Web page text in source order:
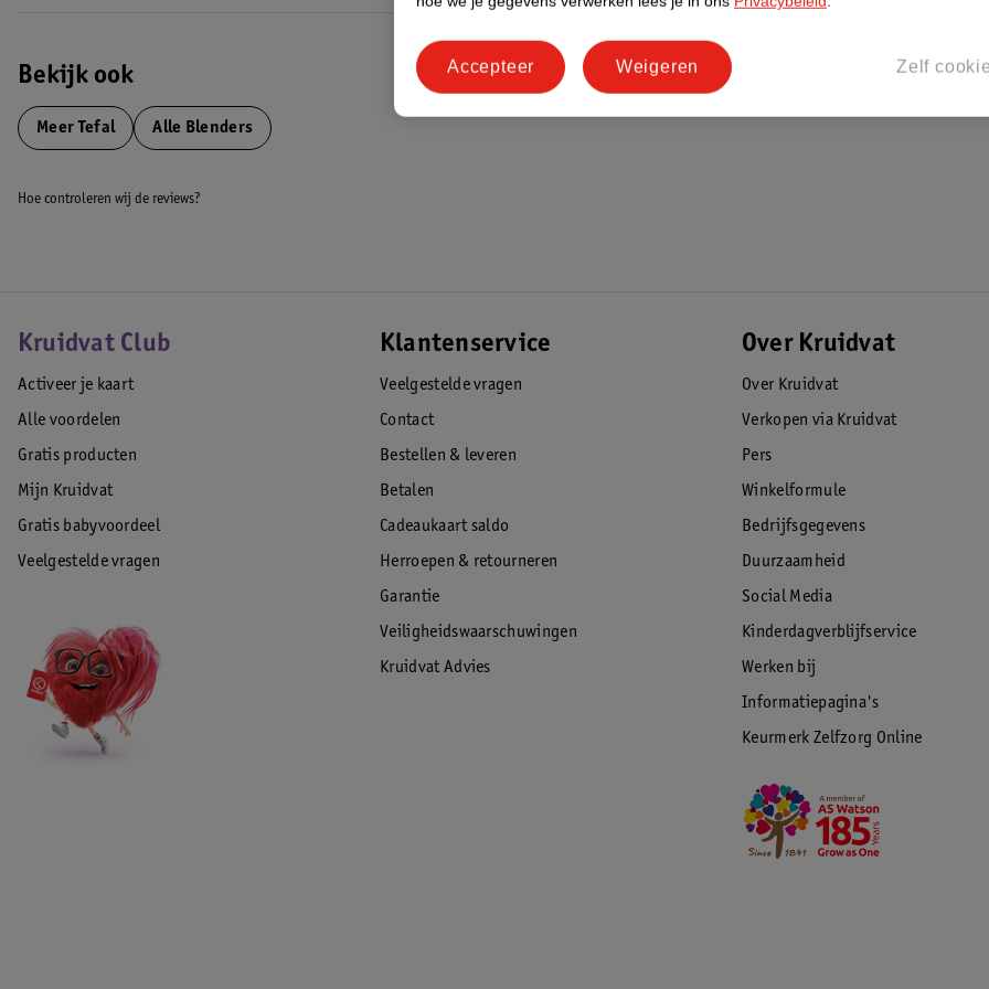
Lightmix blender to go werkt alleen als het deksel er goed op zit, voor totale veiligheid voor jou en je dierbaren
EAN code:3016661178146
Bekijk ook
MeerTefal Alle Blenders
Hoe controleren wij de reviews?
Kruidvat Club
Activeer je kaart
Alle voordelen
Gratis producten
Mijn Kruidvat
Gratis babyvoordeel
Veelgestelde vragen
Klantenservice
Veelgestelde vragen
Contact
Bestellen & leveren
Betalen
Cadeaukaart saldo
Herroepen & retourneren
Garantie
Veiligheidswaarschuwingen
Kruidvat Advies
Over Kruidvat
Over Kruidvat
Verkopen via Kruidvat
Pers
Winkelformule
Bedrijfsgegevens
Duurzaamheid
Social Media
Kinderdagverblijfservice
Werken bij
Informatiepagina's
Keurmerk Zelfzorg Online
Zelf
Weigeren
Accepteer